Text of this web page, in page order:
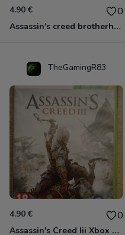
4.90 € 0
Assassin's creed brotherhood édition Special Xbox 360 classics
TheGamingR83
4.90 € 0
Assassin's Creed Iii Xbox 360